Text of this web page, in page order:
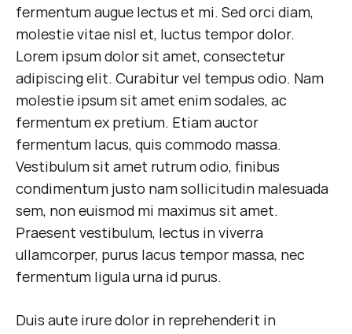
fermentum augue lectus et mi. Sed orci diam,
molestie vitae nisl et, luctus tempor dolor.
Lorem ipsum dolor sit amet, consectetur
adipiscing elit. Curabitur vel tempus odio. Nam
molestie ipsum sit amet enim sodales, ac
fermentum ex pretium. Etiam auctor
fermentum lacus, quis commodo massa.
Vestibulum sit amet rutrum odio, finibus
condimentum justo nam sollicitudin malesuada
sem, non euismod mi maximus sit amet.
Praesent vestibulum, lectus in viverra
ullamcorper, purus lacus tempor massa, nec
fermentum ligula urna id purus.
Duis aute irure dolor in reprehenderit in